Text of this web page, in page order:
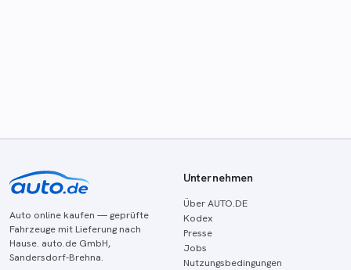
Auto online kaufen — geprüfte
Fahrzeuge mit Lieferung nach
Hause. auto.de GmbH,
Sandersdorf-Brehna.
Unternehmen
Über AUTO.DE
Kodex
Presse
Jobs
Nutzungsbedingungen